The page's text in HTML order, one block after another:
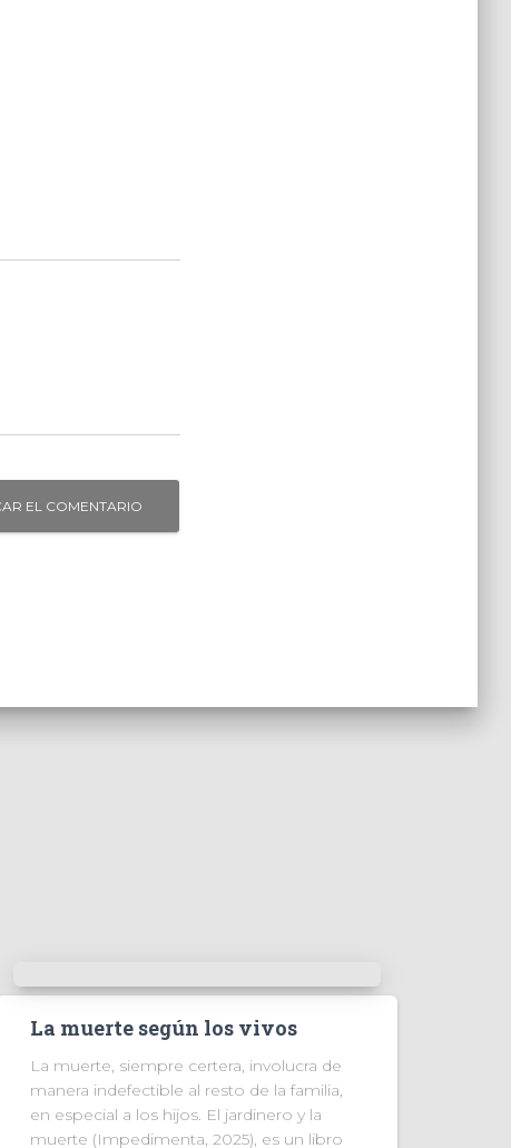
La muerte según los vivos
La muerte, siempre certera, involucra de
manera indefectible al resto de la familia,
en especial a los hijos. El jardinero y la
muerte (Impedimenta, 2025), es un libro